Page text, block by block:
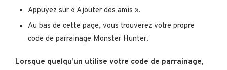
Appuyez sur « Ajouter des amis ».
Au bas de cette page, vous trouverez votre propre
code de parrainage Monster Hunter.
Lorsque quelqu’un utilise votre code de parrainage,